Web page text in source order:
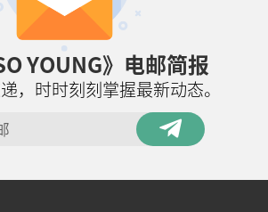
YOUNG》电邮简报
，时时刻刻掌握最新动态。